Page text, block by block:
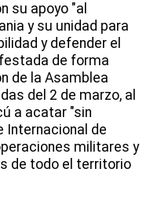
su apoyo "al
y su unidad para
y defender el
de forma
de la Asamblea
del 2 de marzo, al
a acatar "sin
Internacional de
militares y
de todo el territorio